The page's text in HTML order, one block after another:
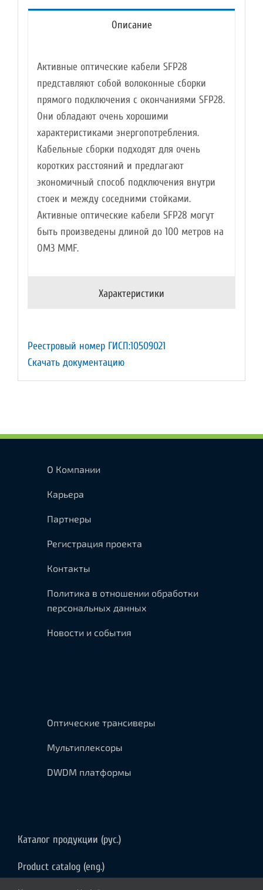
Описание
Активные оптические кабели SFP28
представляют собой волоконные сборки
прямого подключения с окончаниями SFP28.
Они обладают очень хорошими
характеристиками энергопотребления.
Кабельные сборки подходят для очень
коротких расстояний и предлагают
экономичный способ подключения внутри
стоек и между соседними стойками.
Активные оптические кабели SFP28 могут
быть произведены длиной до 100 метров на
OM3 MMF.
Характеристики
Реестровый номер ГИСП:10509021
Скачать документацию
О Компании
Карьера
Партнеры
Регистрация проекта
Контакты
Политика в отношении обработки
персональных данных
Новости и события
Оптические трансиверы
Мультиплексоры
DWDM платформы
Каталог продукции (рус.)
Product catalog (eng.)